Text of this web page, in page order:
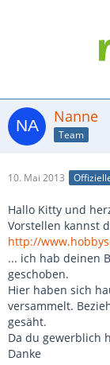
Nanne
Team
10. Mai 2013
Hallo Kitty und
Vorstellen kannst
http://
... ich hab deinen
geschoben.
Hier haben sich
versammelt.
gesäht.
Da du gewerblich
Danke